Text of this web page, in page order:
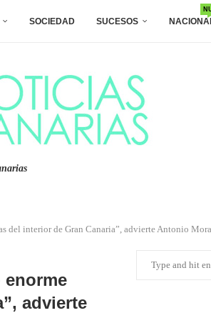
SOCIEDAD SUCESOS
del interior de Gran Canaria”, advierte Antonio
enorme
advierte